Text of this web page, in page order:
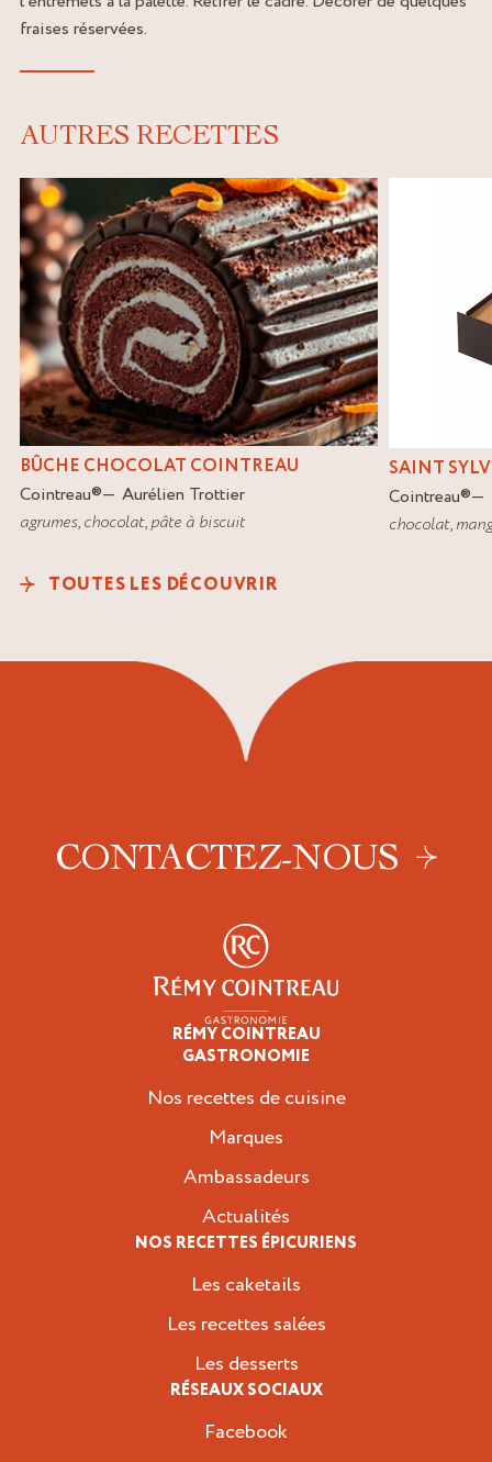
fraises réservées.
AUTRES RECETTES
BÛCHE CHOCOLAT COINTREAU
Cointreau®
Aurélien Trottier
agrumes,chocolat,pâte à biscuit
SAINT
Cointreau®
chocolat,
TOUTES LES DÉCOUVRIR
CONTACTEZ-NOUS
RÉMY COINTREAU
GASTRONOMIE
Nos recettes de cuisine
Marques
Ambassadeurs
Actualités
NOS RECETTES ÉPICURIENS
Les caketails
Les recettes salées
Les desserts
RÉSEAUX SOCIAUX
Facebook